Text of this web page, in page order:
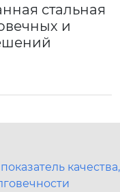
стальная
и